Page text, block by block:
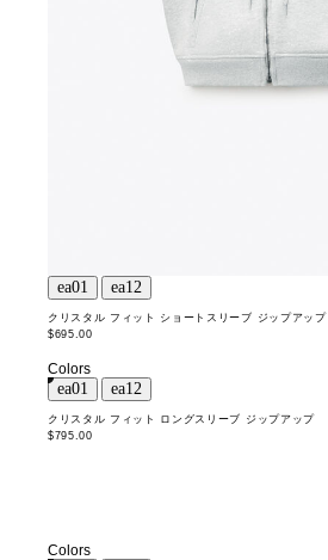
クリスタル フィット ショートスリーブ ジップアップ
$695.00
Colors
クリスタル フィット ロングスリーブ ジップアップ
$795.00
Colors